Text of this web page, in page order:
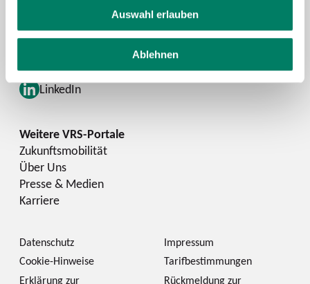
Auswahl erlauben
Ablehnen
Facebook
Instagram
LinkedIn
Zukunftsmobilität
Über Uns
Presse & Medien
Karriere
Datenschutz
Impressum
Cookie-Hinweise
Tarifbestimmungen
Erklärung zur
Rückmeldung zur